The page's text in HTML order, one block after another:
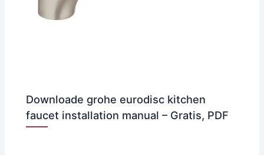
Downloade grohe eurodisc kitchen
faucet installation manual – Gratis, PDF